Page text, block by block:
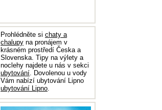
Prohlédněte si chaty a
chalupy na pronájem v
krásném prostředí Česka a
Slovenska. Tipy na výlety a
noclehy najdete u nás v sekci
ubytování. Dovolenou u vody
Vám nabízí ubytování Lipno
ubytování Lipno.